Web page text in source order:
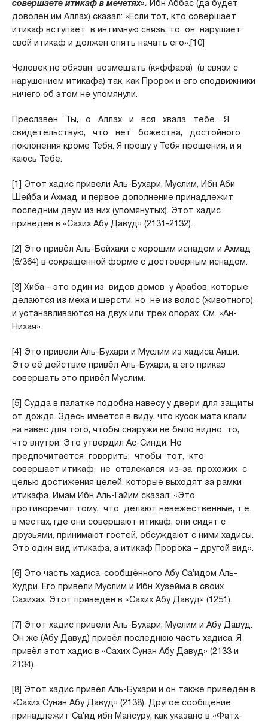
совершаете итикаф в мечетях». Ибн Аббас (да будет
доволен им Аллах) сказал: «Если тот, кто совершает
итикаф вступает в интимную связь, то он нарушает
свой итикаф и должен опять начать его».[10]
Человек не обязан возмещать (кяффара) (в связи с
нарушением итикафа) так, как Пророк и его сподвижники
ничего об этом не упомянули.
Преславен Ты, о Аллах и вся хвала тебе. Я
свидетельствую, что нет божества, достойного
поклонения кроме Тебя. Я прошу у Тебя прощения, и я
каюсь Тебе.
[1] Этот хадис привели Аль-Бухари, Муслим, Ибн Аби
Шейба и Ахмад, и первое дополнение принадлежит
последним двум из них (упомянутых). Этот хадис
приведён в «Сахих Абу Давуд» (2131-2132).
[2] Это привёл Аль-Бейхаки с хорошим иснадом и Ахмад
(5/364) в сокращенной форме с достоверным иснадом.
[3] Хиба – это один из видов домов у Арабов, которые
делаются из меха и шерсти, но не из волос (животного),
и устанавливаются на двух или трёх опорах. См. «Ан-
Нихая».
[4] Это привели Аль-Бухари и Муслим из хадиса Аиши.
Это её действие привёл Аль-Бухари, а его приказ
совершать это привёл Муслим.
[5] Судда в палатке подобна навесу у двери для защиты
от дождя. Здесь имеется в виду, что кусок мата клали
на навес для того, чтобы снаружи не было видно то,
что внутри. Это утвердил Ас-Синди. Но
предпочитается говорить: чтобы тот, кто
совершает итикаф, не отвлекался из-за прохожих с
целью достижения целей, которые выходят за рамки
итикафа. Имам Ибн Аль-Гайим сказал: «Это
противоречит тому, что делают невежественные, т.е.
в местах, где они совершают итикаф, они сидят с
друзьями, принимают гостей, обсуждают с ними хадисы.
Это один вид итикафа, а итикаф Пророка – другой вид».
[6] Это часть хадиса, сообщённого Абу Са’идом Аль-
Худри. Его привели Муслим и Ибн Хузейма в своих
Сахихах. Этот приведён в «Сахих Абу Давуд» (1251).
[7] Этот хадис привели Аль-Бухари, Муслим и Абу Давуд.
Он же (Абу Давуд) привёл последнюю часть хадиса. Я
привёл этот хадис в «Сахих Сунан Абу Давуд» (2133 и
2134).
[8] Этот хадис привёл Аль-Бухари и он также приведён в
«Сахих Сунан Абу Давуд» (2138). Другое сообщение
принадлежит Са’ид ибн Мансуру, как указано в «Фатх-